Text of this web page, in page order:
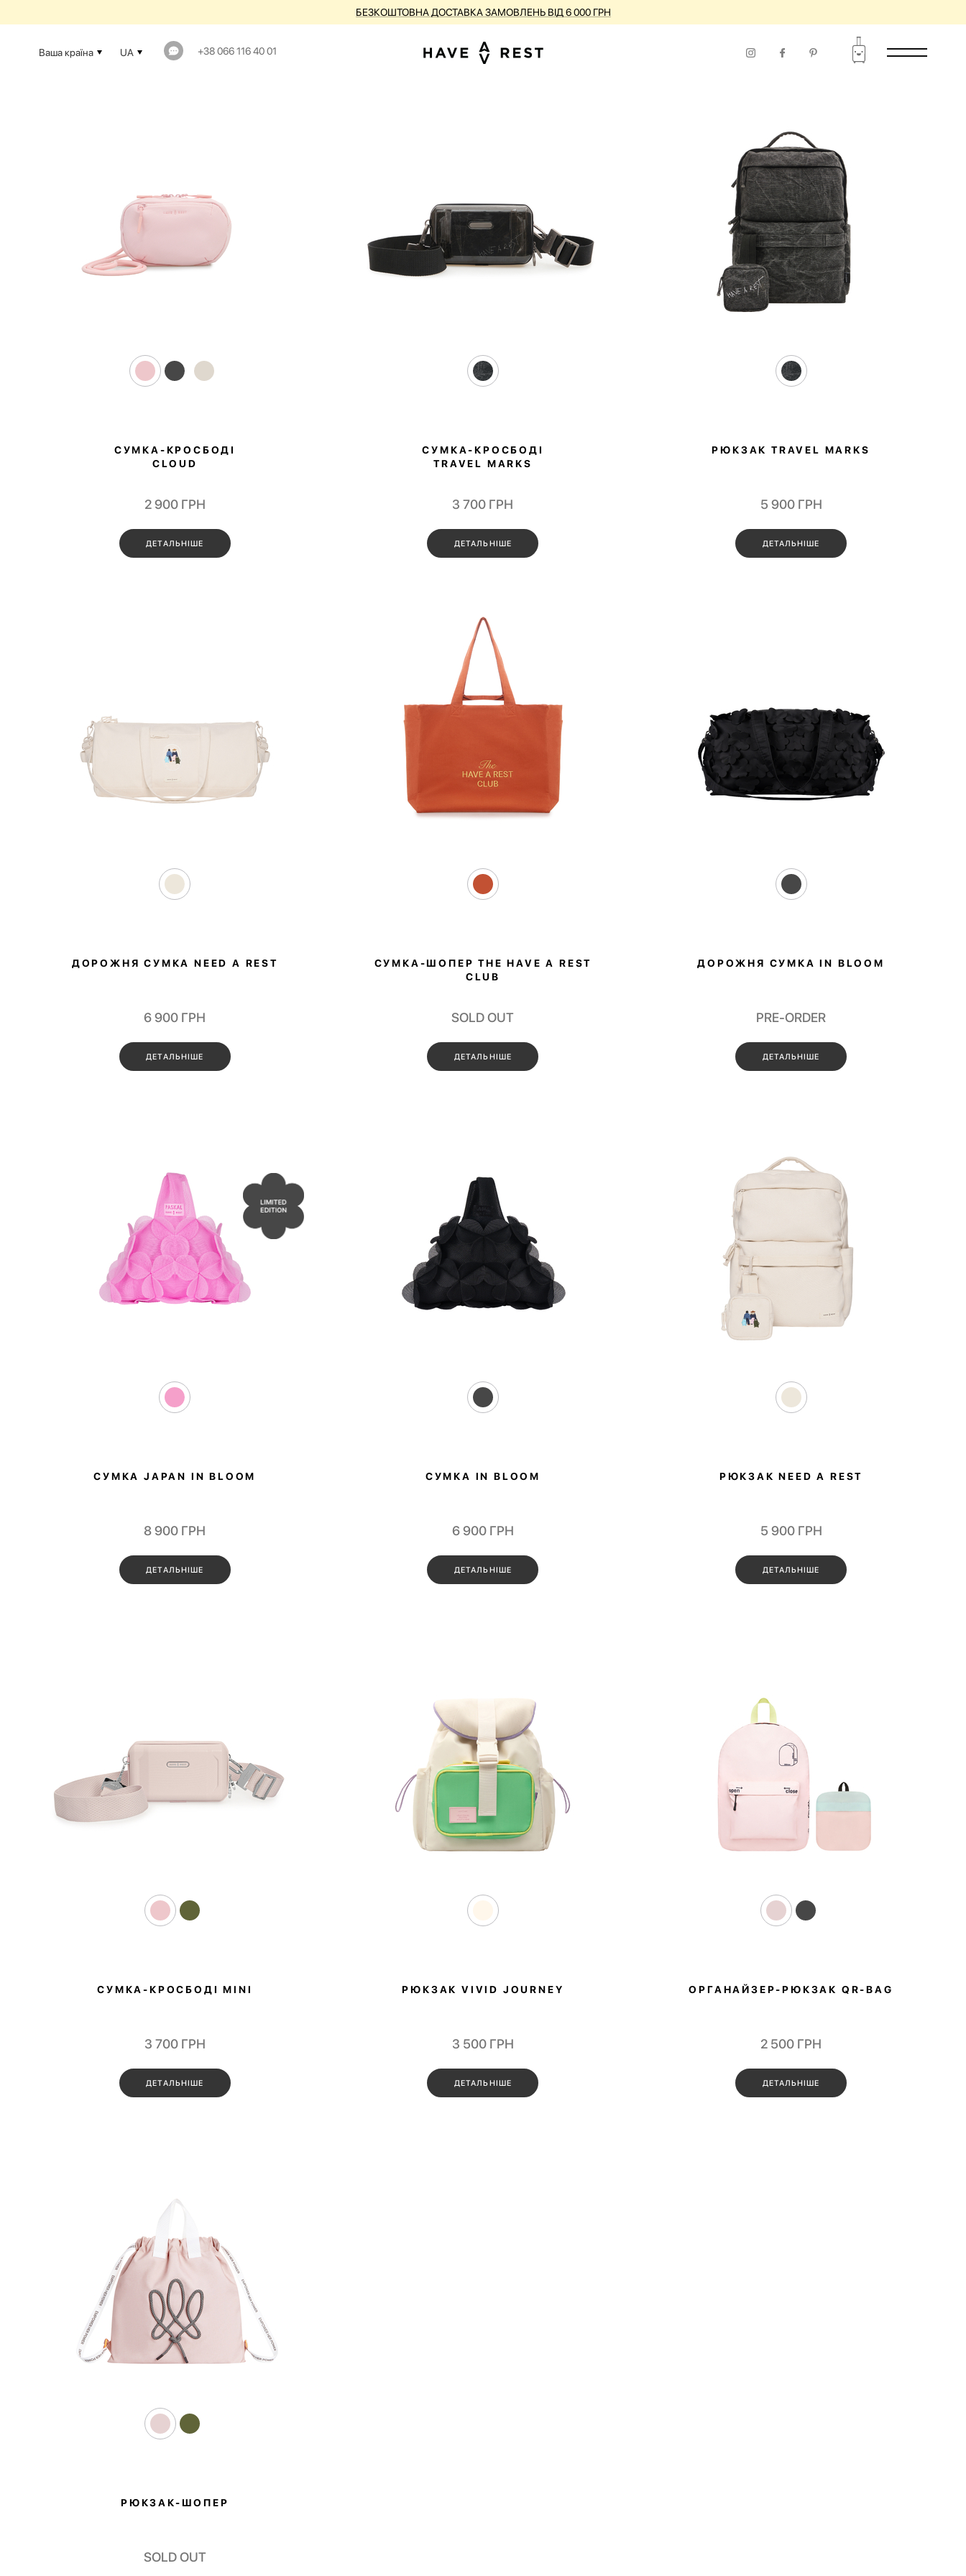
КУПУЙ ВАЛІЗИ З НЕДОСКОНАЛОСТЯМИ ЗІ ЗНИЖКОЮ ДО -25%
Ваша країна UA +38 066 116 40 01
СУМКА-КРОСБОДІ
CLOUD
2 900 ГРН
ДЕТАЛЬНІШЕ
СУМКА-КРОСБОДІ
TRAVEL MARKS
3 700 ГРН
ДЕТАЛЬНІШЕ
РЮКЗАК TRAVEL MARKS
5 900 ГРН
ДЕТАЛЬНІШЕ
ДОРОЖНЯ СУМКА NEED A REST
6 900 ГРН
ДЕТАЛЬНІШЕ
СУМКА-ШОПЕР THE HAVE A REST
CLUB
SOLD OUT
ДЕТАЛЬНІШЕ
ДОРОЖНЯ СУМКА IN BLOOM
PRE-ORDER
ДЕТАЛЬНІШЕ
СУМКА JAPAN IN BLOOM
8 900 ГРН
ДЕТАЛЬНІШЕ
СУМКА IN BLOOM
6 900 ГРН
ДЕТАЛЬНІШЕ
РЮКЗАК NEED A REST
5 900 ГРН
ДЕТАЛЬНІШЕ
СУМКА-КРОСБОДІ MINI
3 700 ГРН
ДЕТАЛЬНІШЕ
РЮКЗАК VIVID JOURNEY
3 500 ГРН
ДЕТАЛЬНІШЕ
ОРГАНАЙЗЕР-РЮКЗАК QR‑BAG
2 500 ГРН
ДЕТАЛЬНІШЕ
РЮКЗАК-ШОПЕР
SOLD OUT
💌 Долучайся до спільноти Have A Rest!